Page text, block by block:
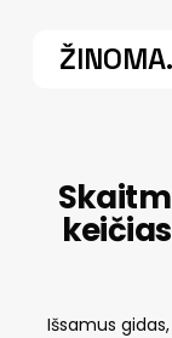
Išsamus